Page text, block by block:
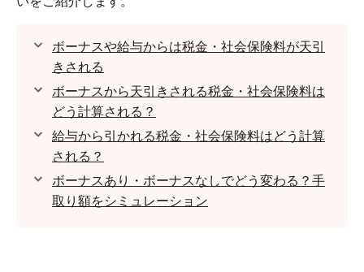
ボーナスや給与からは税金・社会保険料が天引
きされる
ボーナスから天引きされる税金・社会保険料は
どう計算される？
給与から引かれる税金・社会保険料はどう計算
される？
ボーナスあり・ボーナスなしでどう変わる？手
取り額をシミュレーション